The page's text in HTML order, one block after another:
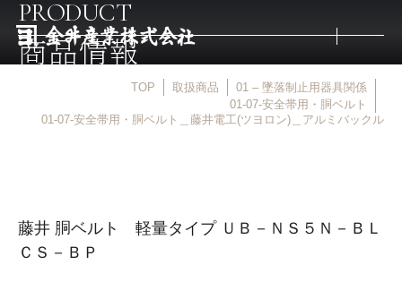
PRODUCT
商品情報
TOP 取扱商品
01 – 墜落制止用器具関係
01-07-安全帯用・胴ベルト
01-07-安全帯用・胴ベルト＿藤井電工(ツヨロン)＿アルミバックル
藤井 胴ベルト 軽量タイプ ＵＢ－ＮＳ５Ｎ－ＢＬ
ＣＳ－ＢＰ